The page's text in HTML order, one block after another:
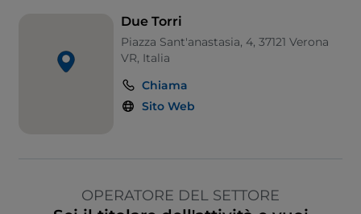
Due Torri
Piazza Sant'anastasia, 4, 37121 Verona
VR, Italia
Chiama
Sito Web
OPERATORE DEL SETTORE